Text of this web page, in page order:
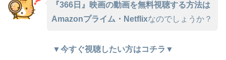
『366日』映画の動画を無料視聴する方法は
Amazonプライム・Netflixなのでしょうか？
▼今すぐ視聴したい方はコチラ▼